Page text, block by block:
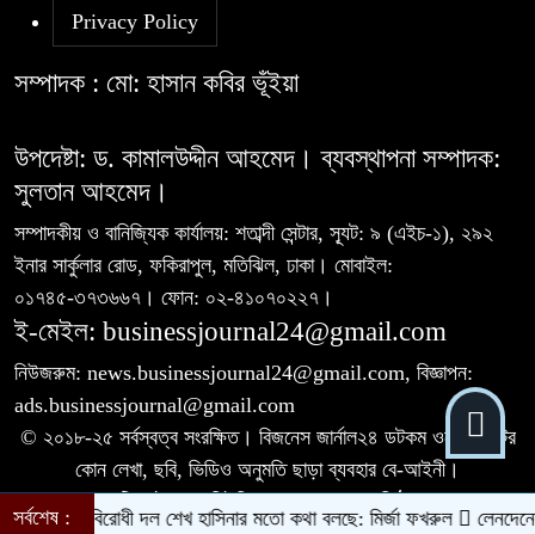
৮
আগামী প্রজন্মের জন্য সুস্থ পরিবেশ চান
প্রধানমন্ত্রী
৯
বিএসইসির নতুন কমিশনার হোসেন সাদাত
১০
Privacy Policy
সম্পাদক : মো: হাসান কবির ভূঁইয়া
উপদেষ্টা: ড. কামালউদ্দীন আহমেদ। ব্যবস্থাপনা সম্পাদক:
সুলতান আহমেদ।
সম্পাদকীয় ও বানিজ্যিক কার্যালয়: শতাব্দী সেন্টার, স্যূট: ৯ (এইচ-১), ২৯২
ইনার সার্কুলার রোড, ফকিরাপুল, মতিঝিল, ঢাকা। মোবাইল:
০১৭৪৫-৩৭৩৬৬৭। ফোন: ০২-৪১০৭০২২৭।
ই-মেইল: businessjournal24@gmail.com
নিউজরুম: news.businessjournal24@gmail.com, বিজ্ঞাপন:
ads.businessjournal@gmail.com
© ২০১৮-২৫ সর্বস্বত্ব সংরক্ষিত। বিজনেস জার্নাল২৪ ডটকম ওয়েবসাইটের
কোন লেখা, ছবি, ভিডিও অনুমতি ছাড়া ব্যবহার বে-আইনী।
একটি 'এইচকে কমিউনিকেশনস'-এর অঙ্গপ্রতিষ্ঠান।
সর্বশেষ :
আটক বিরোধী দল শেখ হাসিনার মতো কথা বলছে: মির্জা ফখরুল লেনদেনের